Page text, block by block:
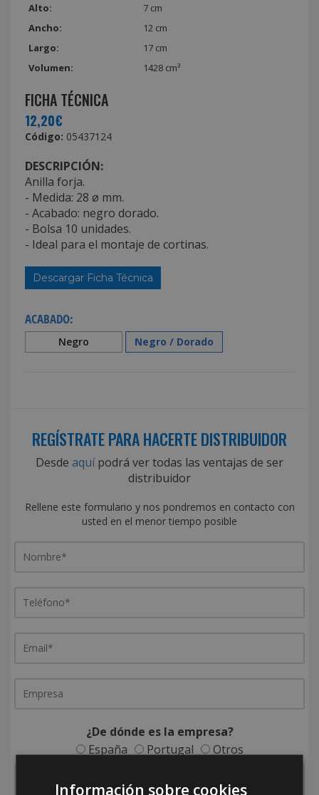
Alto:
7 cm
Ancho:
12 cm
Largo:
17 cm
Volumen:
1428 cm³
FICHA TÉCNICA
12,20€
Código: 05437124
DESCRIPCIÓN:
Anilla forja.
- Medida: 28 ø mm.
- Acabado: negro dorado.
- Bolsa 10 unidades.
- Ideal para el montaje de cortinas.
Descargar Ficha Técnica
ACABADO:
Negro Negro / Dorado
REGÍSTRATE PARA HACERTE DISTRIBUIDOR
Desde aquípodrá ver todas las ventajas de ser
distribuidor
Rellene este formulario y nos pondremos en contacto con
usted en el menor tiempo posible
¿De dónde es la empresa?
España
Portugal Otros
Información sobre cookies